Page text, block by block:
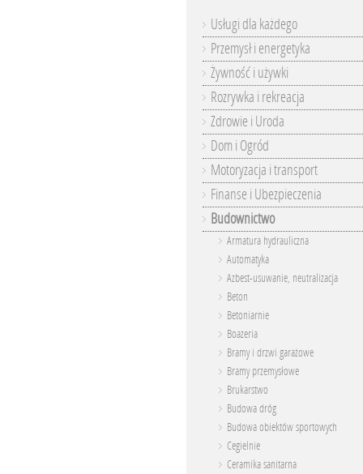
Usługi dla każdego
Przemysł i energetyka
Żywność i używki
Rozrywka i rekreacja
Zdrowie i Uroda
Dom i Ogród
Motoryzacja i transport
Finanse i Ubezpieczenia
Budownictwo
Armatura hydrauliczna
Automatyka
Azbest-usuwanie, neutralizacja
Beton
Betoniarnie
Boazeria
Bramy i drzwi garażowe
Bramy przemysłowe
Brukarstwo
Budowa dróg
Budowa obiektów sportowych
Cegielnie
Ceramika sanitarna